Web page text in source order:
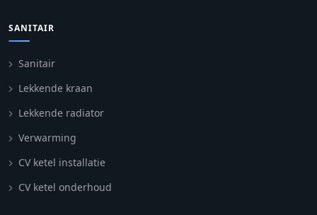
SANITAIR
Sanitair
Lekkende kraan
Lekkende radiator
Verwarming
CV ketel installatie
CV ketel onderhoud